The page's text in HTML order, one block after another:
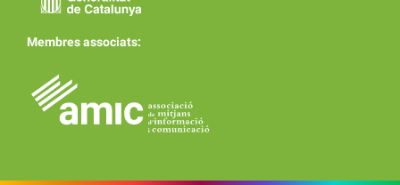
Membres associats: